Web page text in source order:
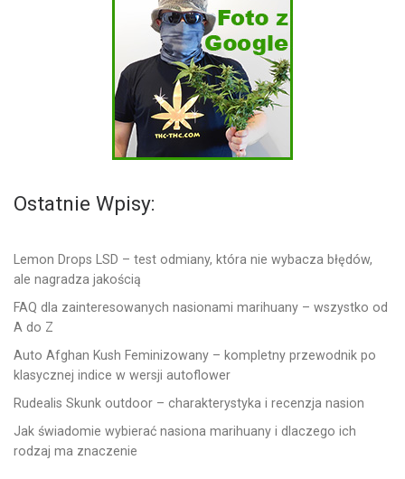
Ostatnie Wpisy:
Lemon Drops LSD – test odmiany, która nie wybacza błędów,
ale nagradza jakością
FAQ dla zainteresowanych nasionami marihuany – wszystko od
A do Z
Auto Afghan Kush Feminizowany – kompletny przewodnik po
klasycznej indice w wersji autoflower
Rudealis Skunk outdoor – charakterystyka i recenzja nasion
Jak świadomie wybierać nasiona marihuany i dlaczego ich
rodzaj ma znaczenie